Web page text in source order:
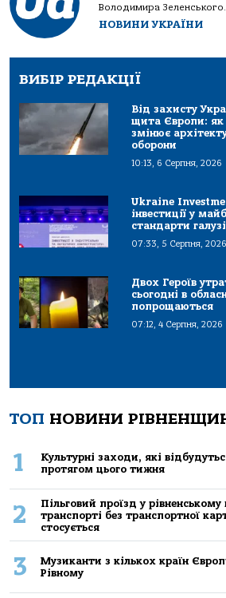
Володимира
НОВИНИ УКРАЇНИ
ВИБІР РЕДАКЦІЇ
Від захисту
щита Європи: як
змінює
оборони
10:13, 6 Серпня, 2026
Ukraine
інвестиції у
стандарти галузі
07:33, 5 Серпня, 2026
Двох Героїв
сьогодні в
попрощаються
07:12, 4 Серпня, 2026
ТОП НОВИНИ
1
Культурні заходи, які
протягом цього тижня
2
Пільговий проїзд у
транспорті без транспортної
стосується
3
Музиканти з кількох країн
Рівному